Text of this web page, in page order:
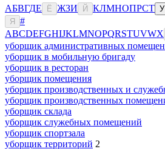
АБВГДЕ Ё ЖЗИ Й КЛМНОПРСТ У
Я
#
ABCDEFGHIJKLMNOPQRSTUVWX
уборщик административных
уборщик в мобильную бригаду
уборщик в ресторан
уборщик помещения
уборщик производственных и
уборщик производственных
уборщик склада
уборщик служебных помещений
уборщик спортзала
уборщик территорий 2